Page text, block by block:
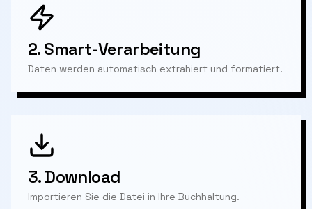
2.Smart-Verarbeitung
Daten werden automatisch extrahiert und formatiert.
3.Download
Importieren Sie die Datei in Ihre Buchhaltung.